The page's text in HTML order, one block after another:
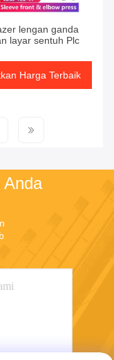
lengan ganda
layar sentuh Plc
Harga Terbaik
Anda